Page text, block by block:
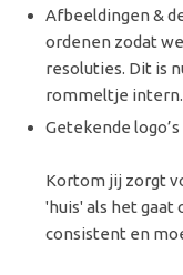
Afbeeldingen &
ordenen zodat
resoluties. Dit is
rommeltje intern.
Getekende
Kortom jij zorgt
'huis' als het gaat
consistent en